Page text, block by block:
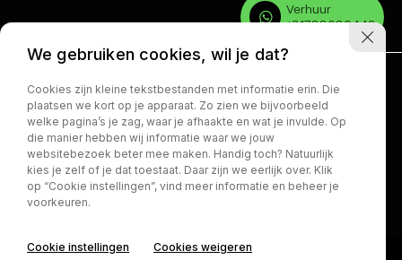
Verhuur
+31733030442
Privacy policy
Volg ons:
We gebruiken cookies, wil je dat?
Cookies zijn kleine tekstbestanden met informatie erin. Die
plaatsen we kort op je apparaat. Zo zien we bijvoorbeeld
welke pagina’s je zag, waar je afhaakte en wat je invulde. Op
die manier hebben wij informatie waar we jouw
websitebezoek beter mee maken. Handig toch? Natuurlijk
kies je zelf of je dat toestaat. Daar zijn we eerlijk over. Klik
op “Cookie instellingen”, vind meer informatie en beheer je
voorkeuren.
Cookie instellingen Cookies weigeren